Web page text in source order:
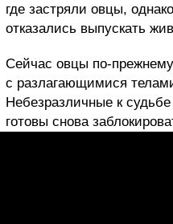
где застряли овцы,
отказались выпускать
Сейчас овцы по-
с разлагающимися
Небезразличные к
готовы снова